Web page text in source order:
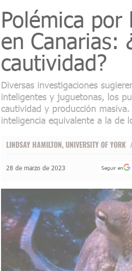
Polémica
en Canarias:
cautividad?
Diversas investigaciones
inteligentes y juguetonas, los
cautividad y producción
inteligencia equivalente a la de
LINDSAY HAMILTON, UNIVERSITY OF YORK /
28 de marzo de 2023 Seguir en